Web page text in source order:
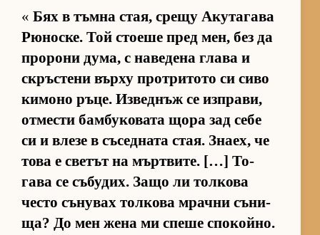
« Бях в тъмна стая, срещу Аку­та­гава
Рю­нос­ке. Той сто­еше пред мен, без да
про­рони ду­ма, с на­ве­дена глава и
скръс­тени върху прот­ри­тото си сиво
ки­моно ръ­це. Из­вед­нъж се из­п­ра­ви,
от­мести бам­бу­ко­вата щора зад себе
си и влезе в съ­сед­ната стая. Зна­ех, че
това е све­тът на мър­т­ви­те. […] То­
гава се съ­бу­дих. Защо ли тол­кова
често съ­ну­вах тол­кова мрачни съ­ни­
ща? До мен жена ми спеше спо­кой­но.